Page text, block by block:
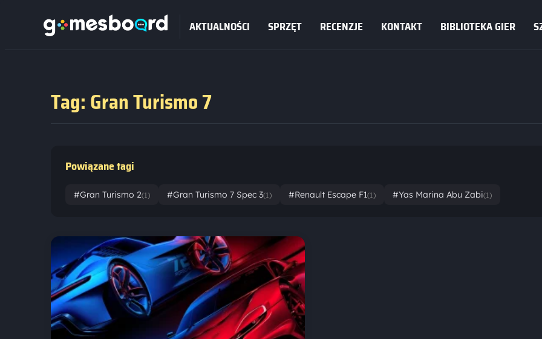
AKTUALNOŚCI SPRZĘT RECENZJE KONTAKT BIBLIOTEKA GIER
Tag: Gran Turismo 7
Powiązane tagi
#Gran Turismo 2(1) #Gran Turismo 7 Spec 3(1) #Renault Escape F1(1) #Yas Marina Abu Zabi(1)